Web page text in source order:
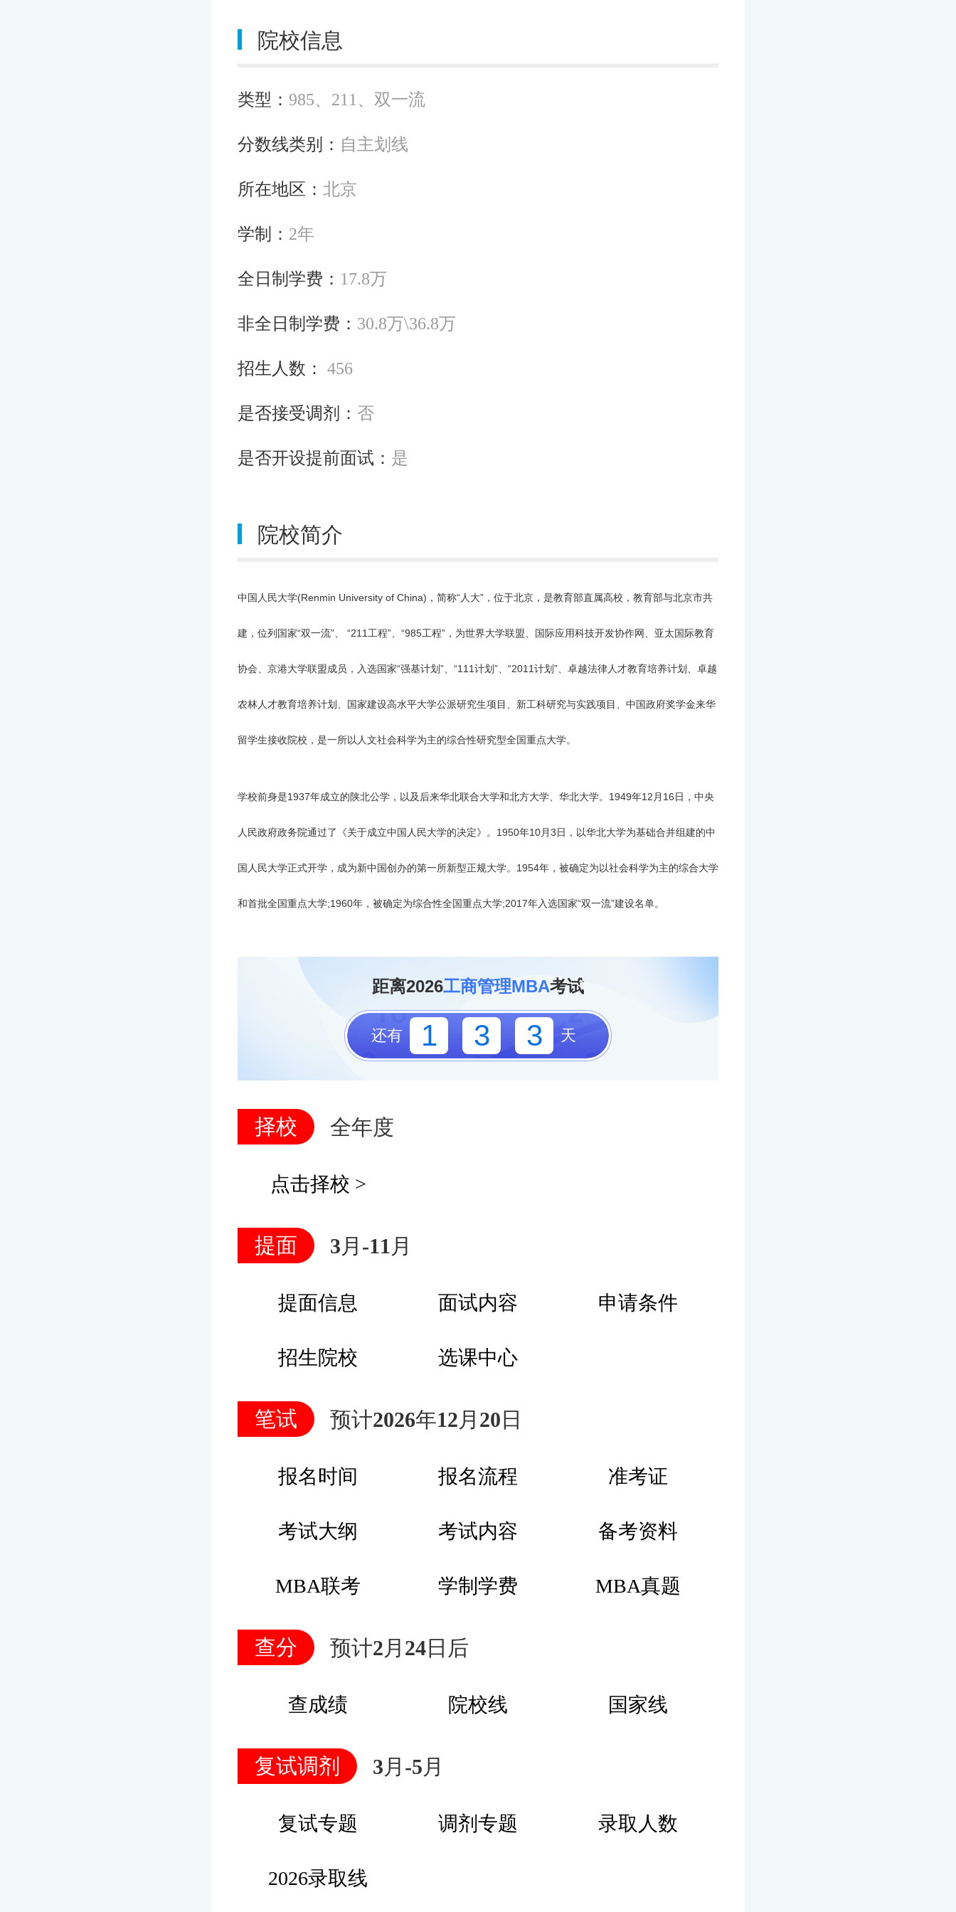
院校信息
类型： 985、211、双一流
分数线类别： 自主划线
所在地区： 北京
学制： 2年
全日制学费： 17.8万
非全日制学费： 30.8万\36.8万
招生人数： 456
是否接受调剂： 否
是否开设提前面试： 是
院校简介
中国人民大学(Renmin University of China)，简称“人大”，位于北京，是教育部直属高校，教育部与北京市共
建，位列国家“双一流”、 “211工程”、“985工程”，为世界大学联盟、国际应用科技开发协作网、亚太国际教育
协会、京港大学联盟成员，入选国家“强基计划”、“111计划”、“2011计划”、卓越法律人才教育培养计划、卓越
农林人才教育培养计划、国家建设高水平大学公派研究生项目、新工科研究与实践项目、中国政府奖学金来华
留学生接收院校，是一所以人文社会科学为主的综合性研究型全国重点大学。
学校前身是1937年成立的陕北公学，以及后来华北联合大学和北方大学、华北大学。1949年12月16日，中央
人民政府政务院通过了《关于成立中国人民大学的决定》。1950年10月3日，以华北大学为基础合并组建的中
国人民大学正式开学，成为新中国创办的第一所新型正规大学。1954年，被确定为以社会科学为主的综合大学
和首批全国重点大学;1960年，被确定为综合性全国重点大学;2017年入选国家“双一流”建设名单。
距离2026工商管理MBA考试
还有 1 3 3 天
3
择校 全年度
点击择校 >
提面 3月-11月
提面信息 面试内容 申请条件
招生院校 选课中心
笔试 预计2026年12月20日
报名时间 报名流程 准考证
考试大纲 考试内容 备考资料
MBA联考 学制学费 MBA真题
查分 预计2月24日后
查成绩 院校线 国家线
复试调剂 3月-5月
复试专题 调剂专题 录取人数
2026录取线